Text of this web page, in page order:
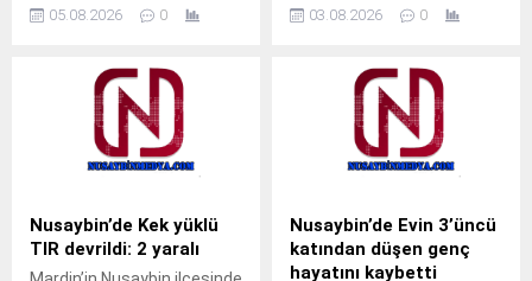
eden aile üyeleri, aynı evde...
çıkan kuru ot yangınında
gördü. Yangın, sabah
saatlerinde Nusaybin
ilçesine bağlı kırsal
Bahçebaşı Mahallesi’nde
sulama kanalı çevresinde
nedenle başlayan kuru ot
yangını, rüzgarın etkisiyle
çevredeki meyve ağaçlarına
05.08.2026 0
ilçesine bağlı kırsal Girmeli
uluslararası İpekyolu’nda
meydana
geldi.Sürücüsünün kimliği
ve taşıdığı yük henüz
öğrenilemeyen 33 BED 762
Cizre istikametine seyir
halindeyken kontrolden
çıkarak orta refüjdeki demir
03.08.2026 0
Nusaybin’de Kek yüklü
TIR devrildi: 2 yaralı
Nusaybin’de Evin 3’üncü
katından düşen genç
hayatını kaybetti